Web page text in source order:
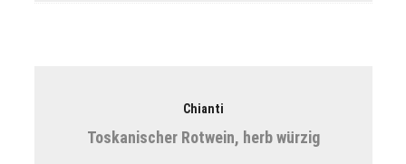
Chianti
Toskanischer Rotwein, herb würzig